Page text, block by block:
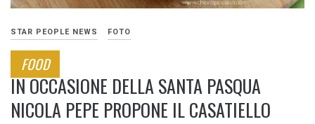
STAR PEOPLE NEWS FOTO
FOOD
IN OCCASIONE DELLA SANTA PASQUA
NICOLA PEPE PROPONE IL CASATIELLO